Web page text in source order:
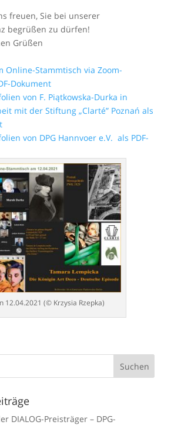
freuen, Sie bei unserer
begrüßen zu dürfen!
Grüßen
Online-Stammtisch via Zoom-
Dokument
von F. Piątkowska-Durka in
mit der Stiftung „Clarté” Poznań als
von DPG Hannvoer e.V. als PDF-
12.04.2021 (© Krzysia Rzepka)
DIALOG-Preisträger – DPG-